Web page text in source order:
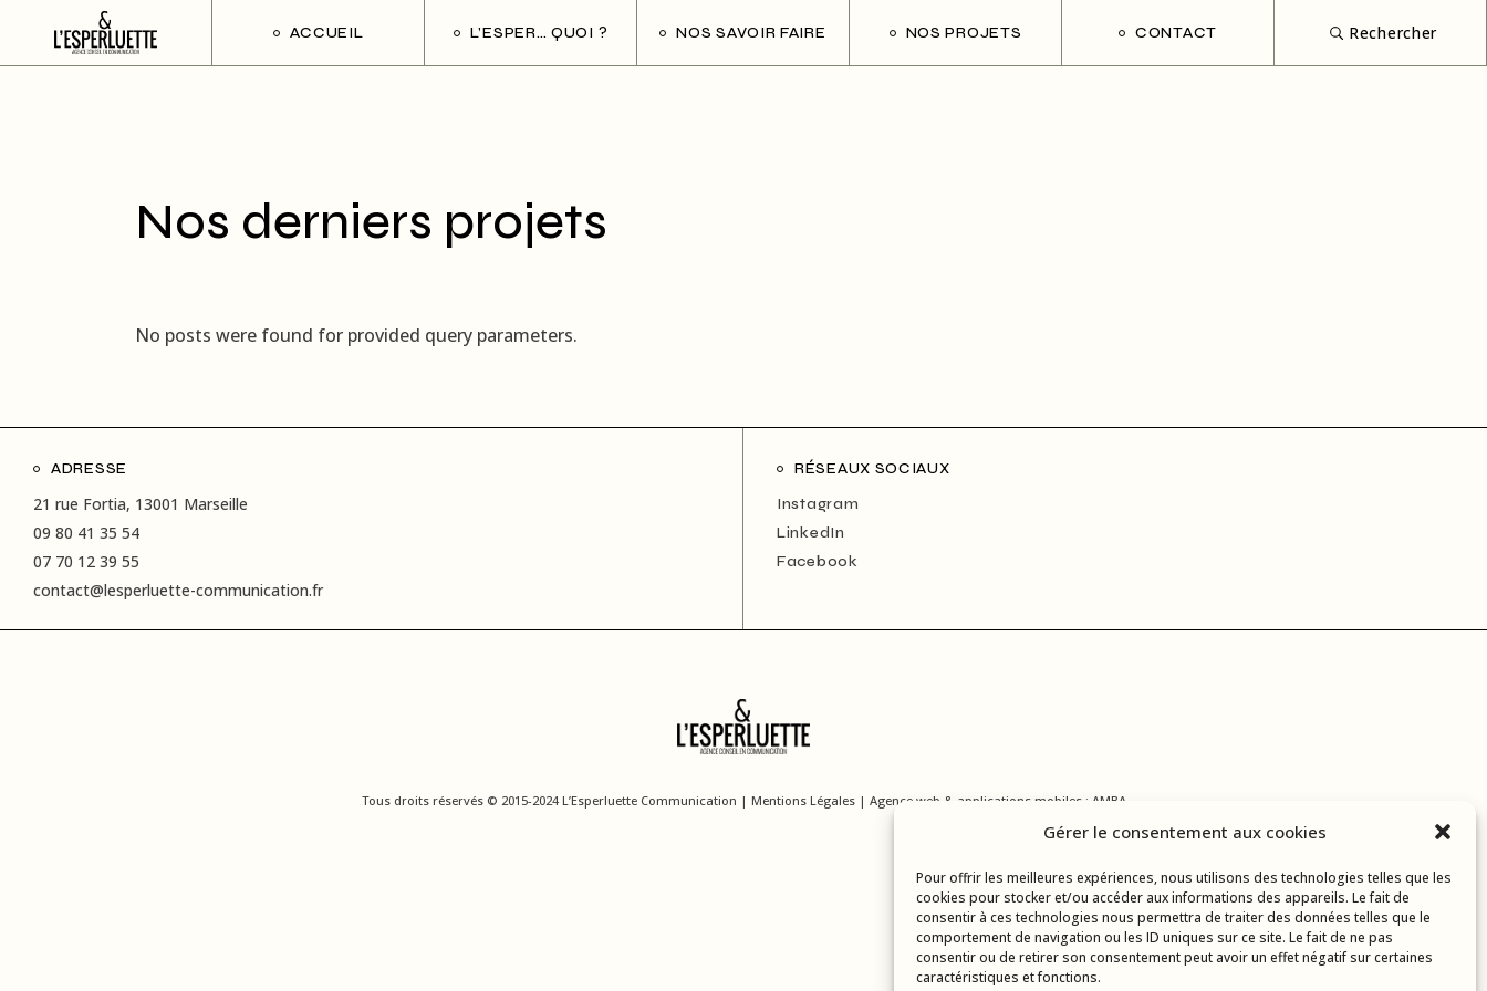
Gérer le consentement aux cookies
Pour offrir les meilleures expériences, nous utilisons des technologies telles que les
cookies pour stocker et/ou accéder aux informations des appareils. Le fait de
consentir à ces technologies nous permettra de traiter des données telles que le
comportement de navigation ou les ID uniques sur ce site. Le fait de ne pas
consentir ou de retirer son consentement peut avoir un effet négatif sur certaines
caractéristiques et fonctions.
ACCUEIL L’ESPER… QUOI ? NOS SAVOIR FAIRE NOS PROJETS CONTACT Rechercher
Nos derniers projets
No posts were found for provided query parameters.
ADRESSE
21 rue Fortia, 13001 Marseille
09 80 41 35 54
07 70 12 39 55
contact@lesperluette-communication.fr
RÉSEAUX SOCIAUX
Instagram
LinkedIn
Facebook
Tous droits réservés © 2015-2024 L’Esperluette Communication | Mentions Légales| Agence web & applications mobiles : AMBA